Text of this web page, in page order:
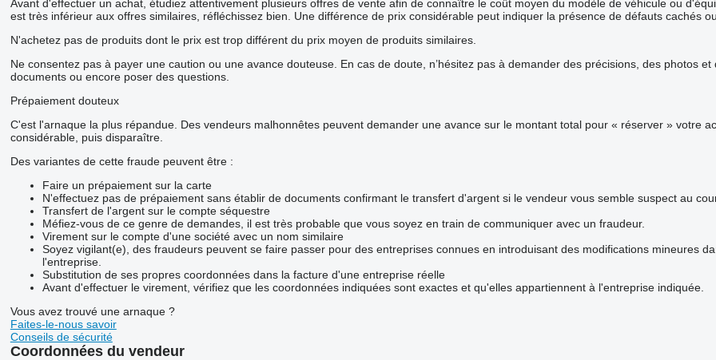
Avant d'effectuer un achat, étudiez attentivement plusieurs offres de vente afin de connaître le coût moyen du modèle de véhicule ou
est très inférieur aux offres similaires, réfléchissez bien. Une différence de prix considérable peut indiquer la présence de défauts cachés
N'achetez pas de produits dont le prix est trop différent du prix moyen de produits similaires.
Ne consentez pas à payer une caution ou une avance douteuse. En cas de doute, n’hésitez pas à demander des précisions, des photos
documents ou encore poser des questions.
Prépaiement douteux
C'est l'arnaque la plus répandue. Des vendeurs malhonnêtes peuvent demander une avance sur le montant total pour « réserver » votre
considérable, puis disparaître.
Des variantes de cette fraude peuvent être :
Faire un prépaiement sur la carte
N'effectuez pas de prépaiement sans établir de documents confirmant le transfert d'argent si le vendeur vous semble suspect au
Transfert de l'argent sur le compte séquestre
Méfiez-vous de ce genre de demandes, il est très probable que vous soyez en train de communiquer avec un fraudeur.
Virement sur le compte d'une société avec un nom similaire
Soyez vigilant(e), des fraudeurs peuvent se faire passer pour des entreprises connues en introduisant des modifications mineures
l'entreprise.
Substitution de ses propres coordonnées dans la facture d'une entreprise réelle
Avant d'effectuer le virement, vérifiez que les coordonnées indiquées sont exactes et qu'elles appartiennent à l'entreprise indiquée.
Vous avez trouvé une arnaque ?
Faites-le-nous savoir
Conseils de sécurité
Coordonnées du vendeur